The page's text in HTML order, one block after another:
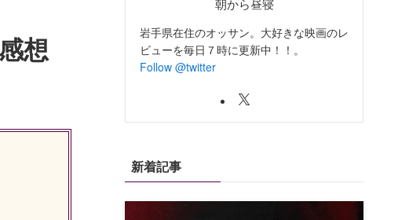
想
岩手県在住のオッサン。大好きな映画のレ
ビューを毎日７時に更新中！！。
Follow @twitter
新着記事